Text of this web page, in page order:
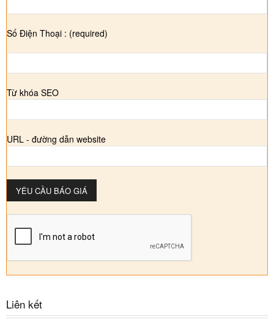
Số Điện Thoại : (required)
Từ khóa SEO
URL - đường dẫn website
Liên kết